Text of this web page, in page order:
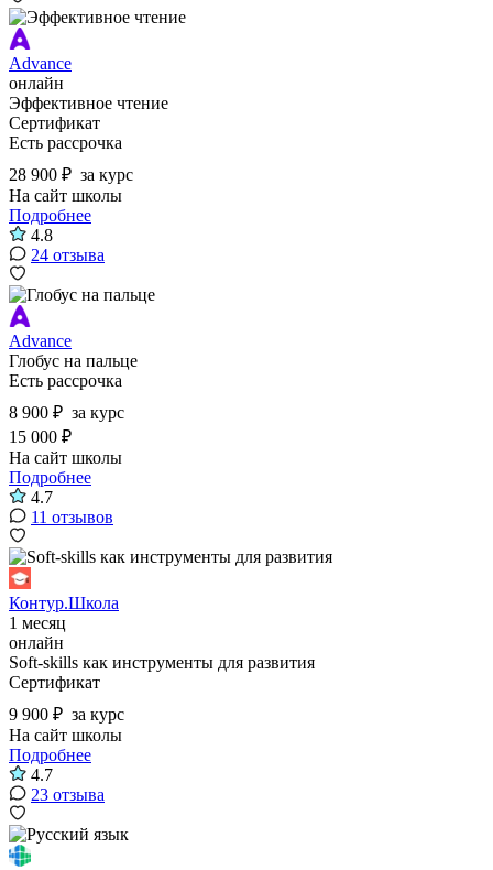
Advance
онлайн
Эффективное чтение
Сертификат
Есть рассрочка
28 900 ₽ за курс
На сайт школы
Подробнее
4.8
24 отзыва
Advance
Глобус на пальце
Есть рассрочка
8 900 ₽ за курс
15 000 ₽
На сайт школы
Подробнее
4.7
11 отзывов
Контур.Школа
1 месяц
онлайн
Soft‑skills как инструменты для развития
Сертификат
9 900 ₽ за курс
На сайт школы
Подробнее
4.7
23 отзыва